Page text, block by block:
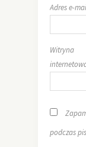
Adres e-
Witryna
podczas